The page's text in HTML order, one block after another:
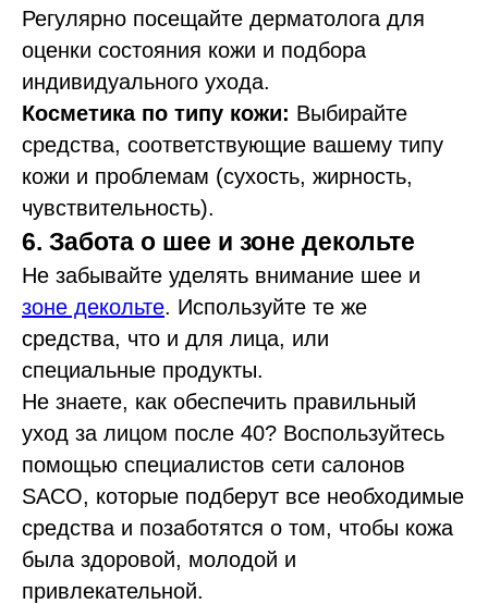
Регулярно посещайте дерматолога для
оценки состояния кожи и подбора
индивидуального ухода.
Косметика по типу кожи: Выбирайте
средства, соответствующие вашему типу
кожи и проблемам (сухость, жирность,
чувствительность).
6. Забота о шее и зоне декольте
Не забывайте уделять внимание шее и
зоне декольте. Используйте те же
средства, что и для лица, или
специальные продукты.
Не знаете, как обеспечить правильный
уход за лицом после 40? Воспользуйтесь
помощью специалистов сети салонов
SACO, которые подберут все необходимые
средства и позаботятся о том, чтобы кожа
была здоровой, молодой и
привлекательной.